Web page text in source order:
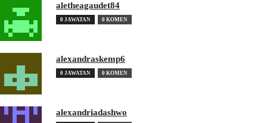
aletheagaudet84
0 JAWATAN 0 KOMEN
alexandraskemp6
0 JAWATAN 0 KOMEN
alexandriadashwo